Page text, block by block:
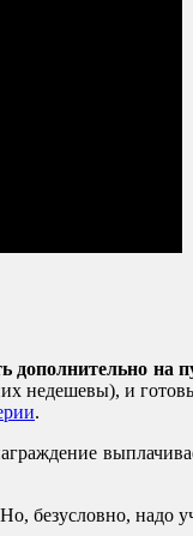
дополнительно
и
.
надо